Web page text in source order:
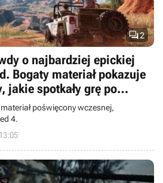
2
o najbardziej epickiej
Bogaty materiał pokazuje
jakie spotkały grę po
poświęcony wczesnej,
4.